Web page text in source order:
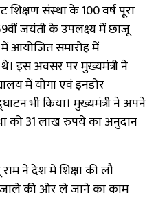
शिक्षण संस्था के 100 वर्ष पूरा
जयंती के उपलक्ष्य में छाजू
में आयोजित समारोह में
इस अवसर पर मुख्यमंत्री ने
में योगा एवं इनडोर
भी किया। मुख्यमंत्री ने अपने
को 31 लाख रुपये का अनुदान
ने देश में शिक्षा की लौ
की ओर ले जाने का काम